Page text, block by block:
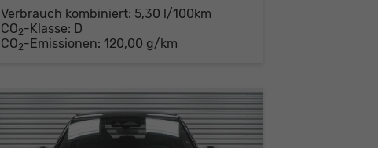
Verbrauch kombiniert: 5,30 l/100km
CO2-Klasse: D
CO2-Emissionen:120,00 g/km